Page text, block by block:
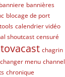
banniere bannières
blocage de port
calendrier vidéo
shoutcast censuré
chagrin
changer menu channel
chronique